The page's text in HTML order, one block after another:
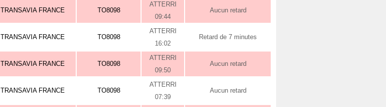
TRANSAVIA FRANCE TO8098
ATTERRI
09:44
Aucun retard
TRANSAVIA FRANCE TO8098
ATTERRI
16:02
Retard de 7 minutes
TRANSAVIA FRANCE TO8098
ATTERRI
09:50
Aucun retard
TRANSAVIA FRANCE TO8098
ATTERRI
07:39
Aucun retard